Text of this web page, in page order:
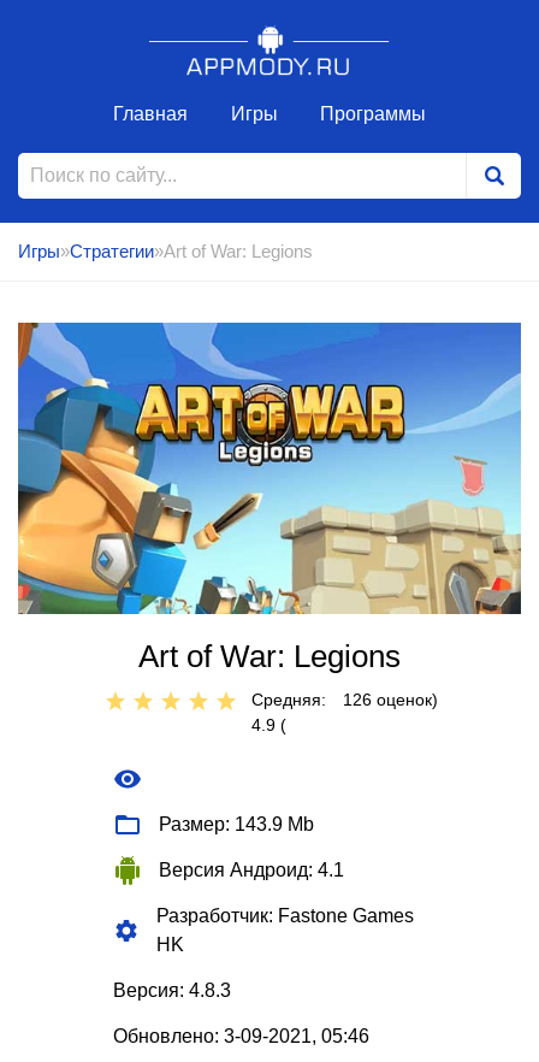
Главная Игры Программы
Игры»Стратегии»Art of War: Legions
Art of War: Legions
Средняя:
4.9 (
126 оценок)
Размер: 143.9 Mb
Версия Андроид: 4.1
Разработчик: Fastone Games
HK
Версия: 4.8.3
Обновлено: 3-09-2021, 05:46